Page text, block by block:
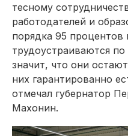
тесному
работодателей и
порядка 95 процентов
трудоустраиваются
значит, что они
них гарантированно
отмечал губернатор
Махонин.